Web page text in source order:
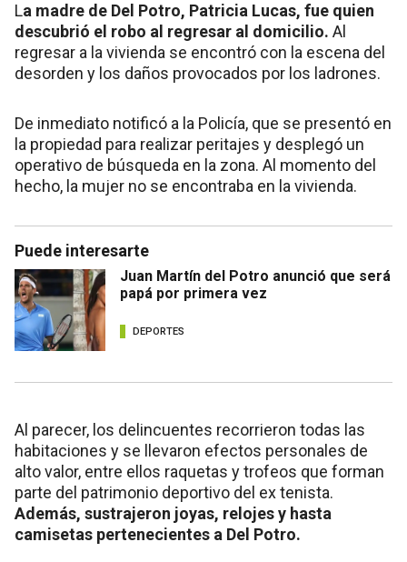
La madre de Del Potro, Patricia Lucas, fue quien
descubrió el robo al regresar al domicilio. Al
regresar a la vivienda se encontró con la escena del
desorden y los daños provocados por los ladrones.
De inmediato notificó a la Policía, que se presentó en
la propiedad para realizar peritajes y desplegó un
operativo de búsqueda en la zona. Al momento del
hecho, la mujer no se encontraba en la vivienda.
Puede interesarte
Juan Martín del Potro anunció que será
papá por primera vez
DEPORTES
Al parecer, los delincuentes recorrieron todas las
habitaciones y se llevaron efectos personales de
alto valor, entre ellos raquetas y trofeos que forman
parte del patrimonio deportivo del ex tenista.
Además, sustrajeron joyas, relojes y hasta
camisetas pertenecientes a Del Potro.